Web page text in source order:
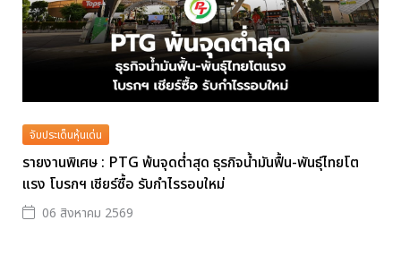
จับประเด็นหุ้นเด่น
รายงานพิเศษ : PTG พ้นจุดต่ำสุด ธุรกิจน้ำมันฟื้น-พันธุ์ไทยโต
แรง โบรกฯ เชียร์ซื้อ รับกำไรรอบใหม่
06 สิงหาคม 2569